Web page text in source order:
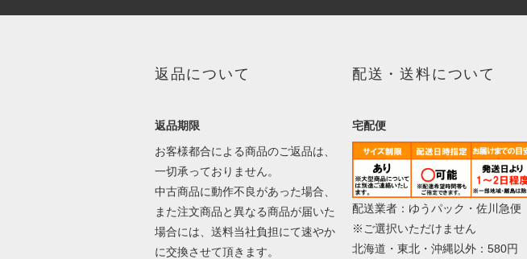
返品について
返品期限
お客様都合による商品のご返品は、
一切承っておりません。
中古商品に動作不良があった場合、
また注文商品と異なる商品が届いた
場合には、送料当社負担にて速やか
に交換させて頂きます。
配送・送料について
宅配便
配送業者：ゆうパック・佐川急便
※ご選択いただけません
北海道・東北・沖縄以外：580円